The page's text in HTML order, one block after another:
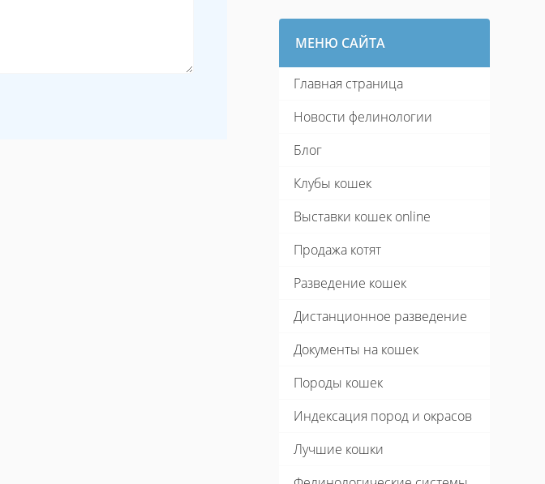
МЕНЮ САЙТА
Главная страница
Новости фелинологии
Блог
Клубы кошек
Выставки кошек online
Продажа котят
Разведение кошек
Дистанционное разведение
Документы на кошек
Породы кошек
Индексация пород и окрасов
Лучшие кошки